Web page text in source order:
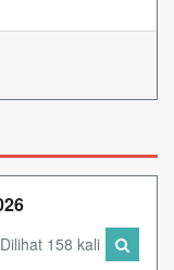
158 kali